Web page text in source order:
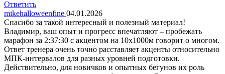
Ответить
mikehalloweenfine 04.01.2026
Спасибо за такой интересный и полезный материал!
Владимир, ваш опыт и прогресс впечатляют – пробежать
марафон за 2:37:30 с акцентом на 10x1000м говорит о многом.
Ответ тренера очень точно расставляет акценты относительно
МПК-интервалов для разных уровней подготовки.
Действительно, для новичков и опытных бегунов их роль